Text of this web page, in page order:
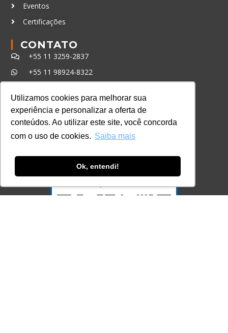
Utilizamos cookies para melhorar sua
experiência e personalizar a oferta de
conteúdos. Ao utilizar este site, você concorda
com o uso de cookies. Saiba mais
Ok, entendi!
Eventos
Certificações
CONTATO
+55 11 3259-2837
+55 11 98924-8322
Ferramenta Antifraude
Consulte aqui o cadastro da Instituição no